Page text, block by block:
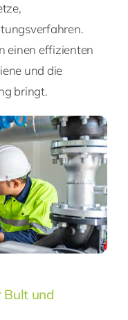
einen effizienten
und die
bringt.
Bult und